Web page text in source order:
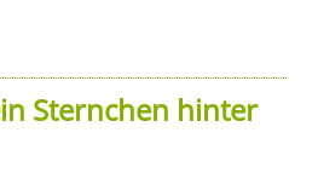
Sternchen hinter